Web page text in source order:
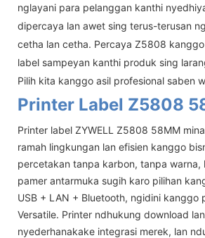
nglayani para pelanggan kanthi
dipercaya lan awet sing terus-terusan
cetha lan cetha. Percaya Z5808
label sampeyan kanthi produk sing
Pilih kita kanggo asil profesional saben
Printer Label Z5808
Printer label ZYWELL Z5808 58MM
ramah lingkungan lan efisien kanggo
percetakan tanpa karbon, tanpa warna,
pamer antarmuka sugih karo pilihan
USB + LAN + Bluetooth, ngidini kanggo
Versatile. Printer ndhukung download
nyederhanakake integrasi merek, lan